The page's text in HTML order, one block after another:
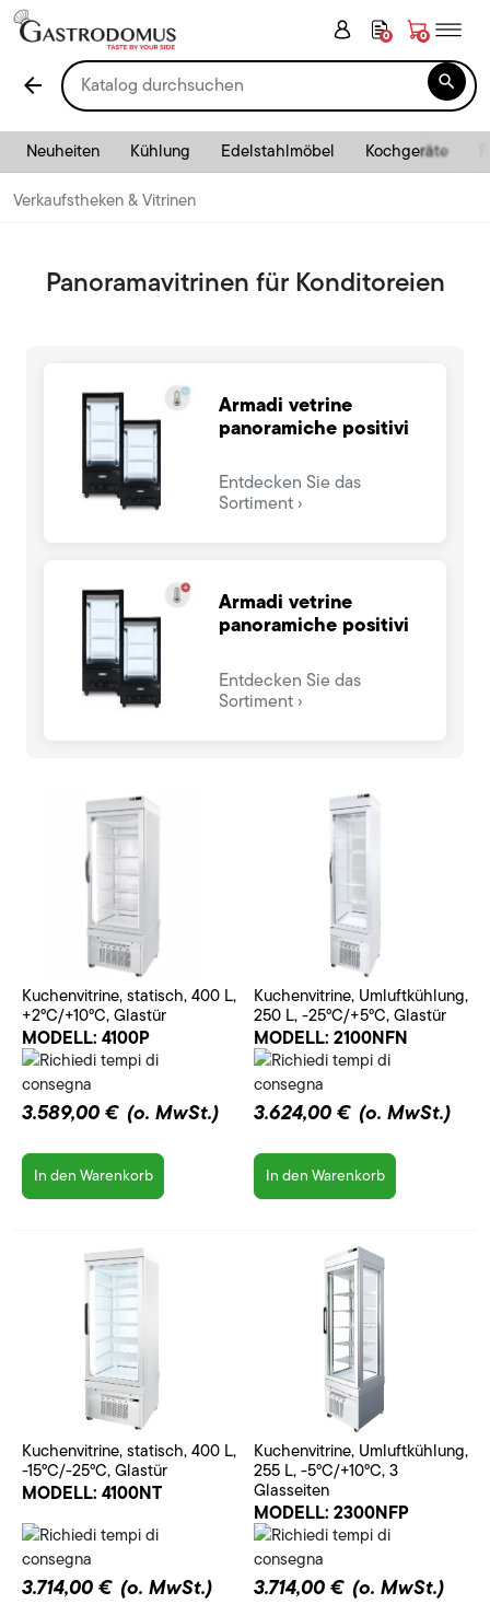
0 0
arrow_back 
Neuheiten Kühlung Edelstahlmöbel Kochgeräte
Verkaufstheken & Vitrinen
Panoramavitrinen für Konditoreien
Armadi vetrine
panoramiche positivi
Entdecken Sie das
Sortiment
Armadi vetrine
panoramiche positivi
Entdecken Sie das
Sortiment
Kuchenvitrine, statisch, 400 L,
+2°C/+10°C, Glastür
MODELL: 4100P
3.589,00 € (o. MwSt.)
In den Warenkorb
Kuchenvitrine, Umluftkühlung,
250 L, -25°C/+5°C, Glastür
MODELL: 2100NFN
3.624,00 € (o. MwSt.)
In den Warenkorb
Kuchenvitrine, statisch, 400 L,
-15°C/-25°C, Glastür
MODELL: 4100NT
3.714,00 € (o. MwSt.)
Kuchenvitrine, Umluftkühlung,
255 L, -5°C/+10°C, 3
Glasseiten
MODELL: 2300NFP
3.714,00 € (o. MwSt.)